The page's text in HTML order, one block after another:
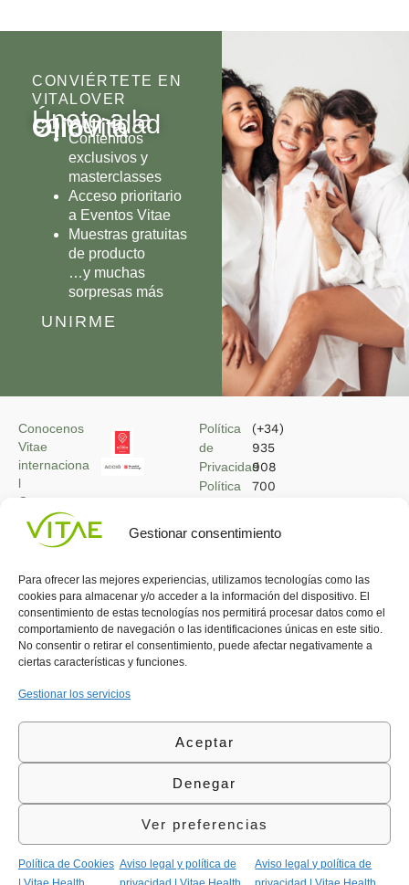
Gestionar consentimiento
Para ofrecer las mejores experiencias, utilizamos tecnologías como las
cookies para almacenar y/o acceder a la información del dispositivo. El
consentimiento de estas tecnologías nos permitirá procesar datos como el
comportamiento de navegación o las identificaciones únicas en este sitio.
No consentir o retirar el consentimiento, puede afectar negativamente a
ciertas características y funciones.
Gestionar los servicios
Aceptar
Denegar
Ver preferencias
Política de Cookies Aviso legal y política de
Aviso legal y política de
CONVIÉRTETE EN
VITALOVER
Únete a la
comunidad
OlioVita
Contenidos
exclusivos y
masterclasses
Acceso prioritario
a Eventos Vitae
Muestras gratuitas
de producto
…y muchas
sorpresas más
UNIRME
Conocenos
Vitae
internaciona
l
Contacto
Área
profesional
Política
de
Privacidad
Política
Política
Calidad
(+34)
935
908
700
©Vitae Health Innovation S.L. Todos los derechos
reservados.